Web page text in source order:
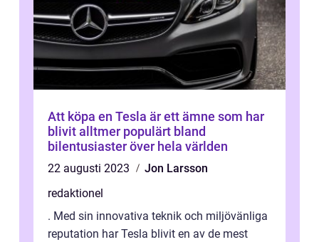
Att köpa en Tesla är ett ämne som har
blivit alltmer populärt bland
bilentusiaster över hela världen
22 augusti 2023
Jon Larsson
redaktionel
. Med sin innovativa teknik och miljövänliga
reputation har Tesla blivit en av de mest